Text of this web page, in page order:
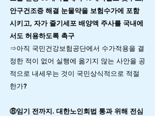
안구건조증 해결 눈물약을 보험수가에 포함
시키고, 자가 줄기세포 배양액 주사를 국내에
서도 허용하도록 촉구
⇒아직 국민건강보험공단에서 수가적용을 결
정한 적이 없어 실행에 옮기지 않는 사안을 공
적으로 내세우는 것이 국민상식적으로 적절
한가?
⑧임기 전까지. 대한노인회법 통과 위해 전심